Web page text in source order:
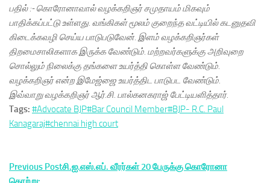
பதில் :- கொரோனாவால் வழக்கறிஞர் சமுதாயம் மிகவும்
பாதிக்கப்பட்டு உள்ளது. வங்கிகள் மூலம் குறைந்த வட்டியில் கடனுதவி
கிடைக்கவழி செய்ய பாடுபடுவேன். இளம் வழக்கறிஞர்கள்
திறமைசாலிகளாக இருக்க வேண்டும். மற்றவர்களுக்கு அறிவுறை
சொல்லும் நிலைக்கு தங்களை உயர்த்தி கொள்ள வேண்டும்.
வழக்கறிஞர் என்ற இமேஜ்ஜை உயர்த்திட பாடுபட வேண்டும்.
இவ்வாறு வழக்கறிஞர் ஆர்.சி. பால்கனகராஜ் பேட்டியளித்தார்.
Tags: #Advocate BJP#Bar Council Member#BJP- R.C. Paul
Kanagaraj#chennai high court
Previous Postசி.ஐ.எஸ்.எப். வீரர்கள் 20 பேருக்கு கொரோனா